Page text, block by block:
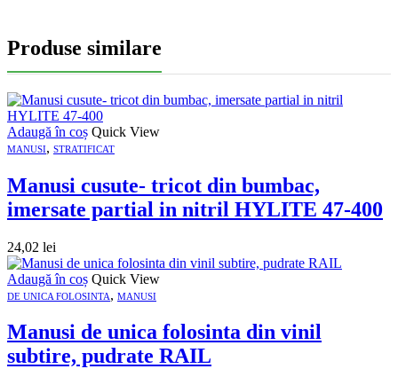
Produse similare
Adaugă în coș Quick View
MANUSI, STRATIFICAT
Manusi cusute- tricot din bumbac,
imersate partial in nitril HYLITE 47-400
24,02 lei
Adaugă în coș Quick View
DE UNICA FOLOSINTA, MANUSI
Manusi de unica folosinta din vinil
subtire, pudrate RAIL